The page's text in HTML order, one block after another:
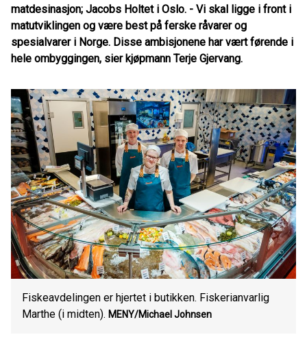
matdesinasjon; Jacobs Holtet i Oslo. - Vi skal ligge i front i
matutviklingen og være best på ferske råvarer og
spesialvarer i Norge. Disse ambisjonene har vært førende i
hele ombyggingen, sier kjøpmann Terje Gjervang.
Fiskeavdelingen er hjertet i butikken. Fiskerianvarlig
Marthe (i midten). MENY/Michael Johnsen